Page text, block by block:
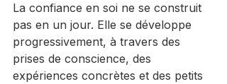
La confiance en soi ne se construit
pas en un jour. Elle se développe
progressivement, à travers des
prises de conscience, des
expériences concrètes et des petits